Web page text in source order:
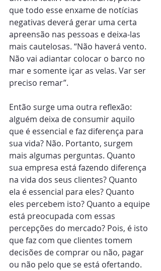
que todo esse enxame de notícias
negativas deverá gerar uma certa
apreensão nas pessoas e deixa-las
mais cautelosas. “Não haverá vento.
Não vai adiantar colocar o barco no
mar e somente içar as velas. Var ser
preciso remar”.
Então surge uma outra reflexão:
alguém deixa de consumir aquilo
que é essencial e faz diferença para
sua vida? Não. Portanto, surgem
mais algumas perguntas. Quanto
sua empresa está fazendo diferença
na vida dos seus clientes? Quanto
ela é essencial para eles? Quanto
eles percebem isto? Quanto a equipe
está preocupada com essas
percepções do mercado? Pois, é isto
que faz com que clientes tomem
decisões de comprar ou não, pagar
ou não pelo que se está ofertando.